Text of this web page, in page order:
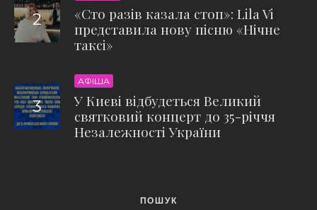
«Сто разів казала стоп»: Lila Vi
представила нову пісню «Нічне
таксі»
АФІША
У Києві відбудеться Великий
святковий концерт до 35-річчя
Незалежності України
ПОШУК